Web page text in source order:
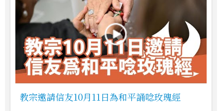
教宗邀請信友10月11日為和平誦唸玫瑰經